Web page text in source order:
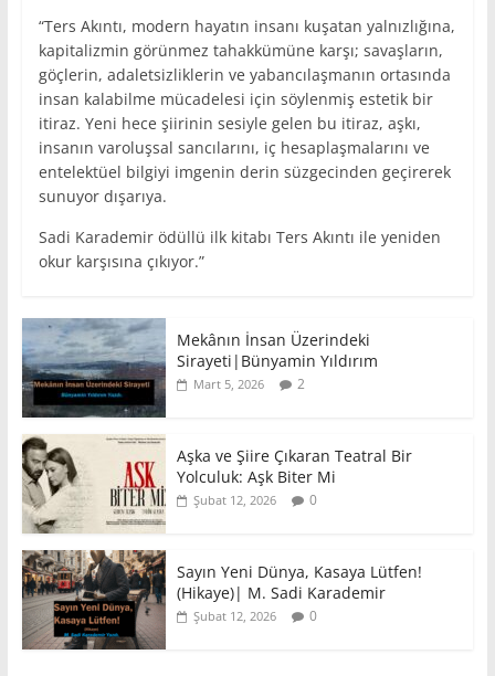
“Ters Akıntı, modern hayatın insanı kuşatan yalnızlığına,
kapitalizmin görünmez tahakkümüne karşı; savaşların,
göçlerin, adaletsizliklerin ve yabancılaşmanın ortasında
insan kalabilme mücadelesi için söylenmiş estetik bir
itiraz. Yeni hece şiirinin sesiyle gelen bu itiraz, aşkı,
insanın varoluşsal sancılarını, iç hesaplaşmalarını ve
entelektüel bilgiyi imgenin derin süzgecinden geçirerek
sunuyor dışarıya.
Sadi Karademir ödüllü ilk kitabı Ters Akıntı ile yeniden
okur karşısına çıkıyor.”
Mekânın İnsan Üzerindeki
Sirayeti|Bünyamin Yıldırım
Mart 5, 2026 2
Aşka ve Şiire Çıkaran Teatral Bir
Yolculuk: Aşk Biter Mi
Şubat 12, 2026 0
Sayın Yeni Dünya, Kasaya Lütfen!
(Hikaye)| M. Sadi Karademir
Şubat 12, 2026 0